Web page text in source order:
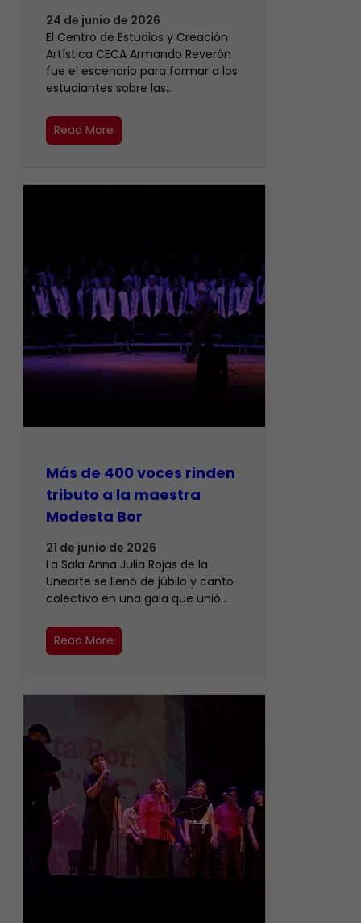
24 de junio de 2026
El Centro de Estudios y Creación
Artística CECA Armando Reverón
fue el escenario para formar a los
estudiantes sobre las…
Read More
Más de 400 voces rinden
tributo a la maestra
Modesta Bor
21 de junio de 2026
​La Sala Anna Julia Rojas de la
Unearte se llenó de júbilo y canto
colectivo en una gala que unió…
Read More